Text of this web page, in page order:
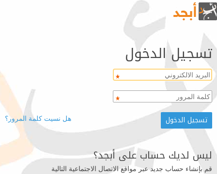
تسجيل الدخول
هل نسيت كلمة المرور؟
ليس لديك حساب على أبجد؟
قم بإنشاء حساب جديد عبر مواقع الاتصال الاجتماعية التالية